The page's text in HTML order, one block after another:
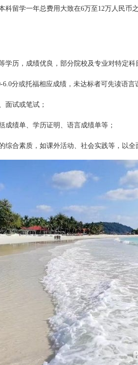
科留学一年总费用大致在6万至12万人民币
学历，成绩优良，部分院校及专业对特定科
分或托福相应成绩，未达标者可先读语言
面试或笔试；
成绩单、学历证明、语言成绩单等；
综合素质，如课外活动、社会实践等，以全